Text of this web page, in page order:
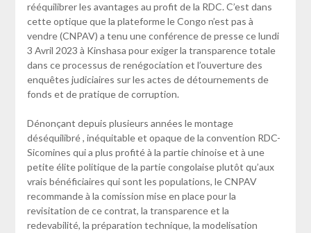
rééquilibrer les avantages au profit de la RDC. C’est dans
cette optique que la plateforme le Congo n’est pas à
vendre (CNPAV) a tenu une conférence de presse ce lundi
3 Avril 2023 à Kinshasa pour exiger la transparence totale
dans ce processus de renégociation et l’ouverture des
enquêtes judiciaires sur les actes de détournements de
fonds et de pratique de corruption.
Dénonçant depuis plusieurs années le montage
déséquilibré , inéquitable et opaque de la convention RDC-
Sicomines qui a plus profité à la partie chinoise et à une
petite élite politique de la partie congolaise plutôt qu’aux
vrais bénéficiaires qui sont les populations, le CNPAV
recommande à la comission mise en place pour la
revisitation de ce contrat, la transparence et la
redevabilité, la préparation technique, la modelisation